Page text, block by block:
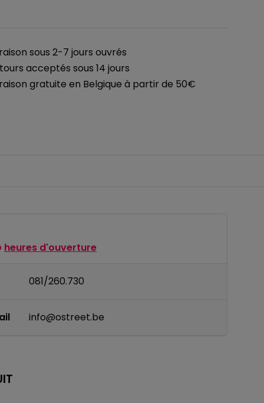
sous 2-7 jours ouvrés
acceptés sous 14 jours
gratuite en Belgique à partir de 50€
heures d'ouverture
081/260.730
info@ostreet.be